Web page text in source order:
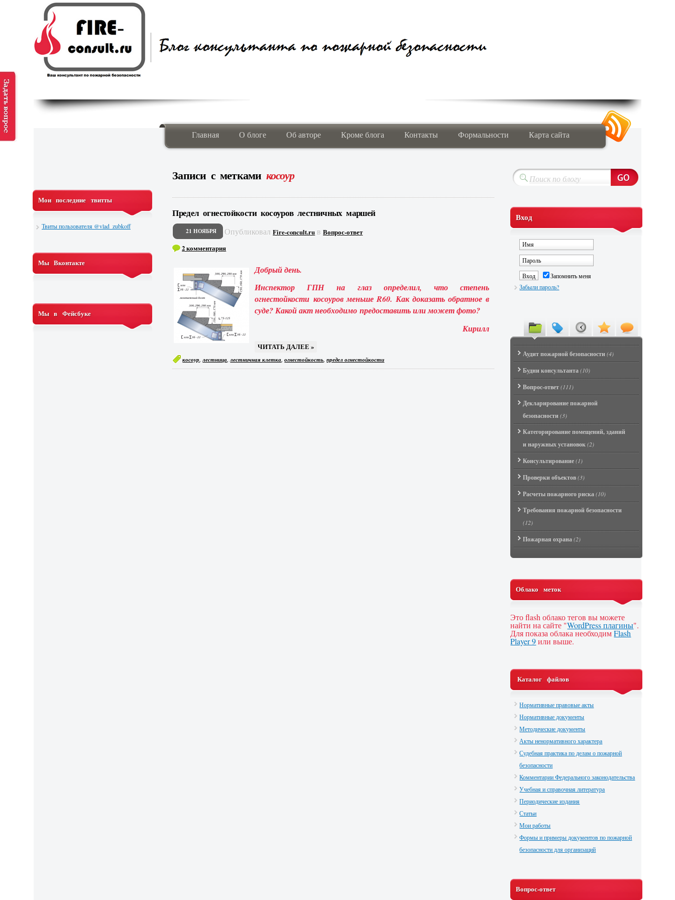
Главная О блоге Об авторе Кроме блога Контакты Формальности Карта сайта
Записи с метками косоур
Предел огнестойкости косоуров лестничных маршей
21 НОЯБРЯ ОпубликовалFire-concult.ru вВопрос-ответ
2 комментария
Добрый день.
Инспектор ГПН на глаз определил, что степень
огнестойкости косоуров меньше R60. Как доказать обратное в
суде? Какой акт необходимо предоставить или может фото?
Кирилл
ЧИТАТЬ ДАЛЕЕ »
косоур,лестница,лестничная клетка,огнестойкость,предел огнестойкости
Вход
Запомнить меня
Забыли пароль?
Аудит пожарной безопасности(4)
Будни консультанта(10)
Вопрос-ответ(111)
Декларирование пожарной
безопасности(3)
Категорирование помещений, зданий
и наружных установок(2)
Консультирование(1)
Проверки объектов(3)
Расчеты пожарного риска(10)
Требования пожарной безопасности
(12)
Пожарная охрана(2)
Облако меток
Это flash облако тегов вы можете
найти на сайте "WordPress плагины".
Для показа облака необходимFlash
Player 9или выше.
Каталог файлов
Нормативные правовые акты
Нормативные документы
Методические документы
Акты ненормативного характера
Судебная практика по делам о пожарной
безопасности
Комментарии Федерального законодательства
Учебная и справочная литература
Периодические издания
Статьи
Мои работы
Формы и примеры документов по пожарной
безопасности для организаций
Вопрос-ответ
Мои последние твитты
Твиты пользователя @vlad_zubkoff
Мы Вконтакте
Мы в Фейсбуке